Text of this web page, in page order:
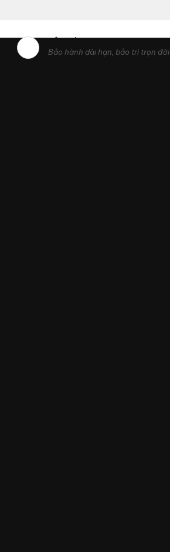
Bảo hành dài hạn, bảo trì trọn đời